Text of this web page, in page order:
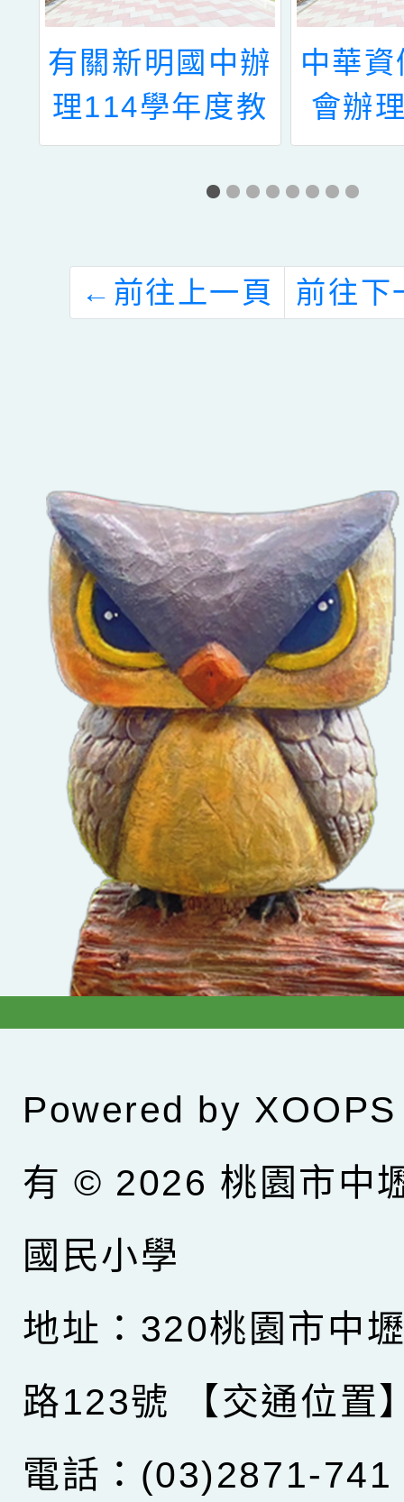
有關新明國中辦
理114學年度教
育優先區親職教
育講座(一)～滑
課─陪伴孩子走
出自己的閃耀
中華
會辦
年資
研
← 前往上一頁 前往下
Powered by XOOPS
有 © 2026 桃園市中
國民小學
地址：320桃園市中
路123號
【交通位置
電話：(03)2871-741